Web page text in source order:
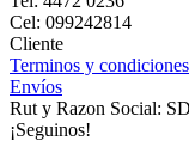
Cel: 099242814
Cliente
Terminos y condiciones
Envíos
Rut y Razon Social:
¡Seguinos!